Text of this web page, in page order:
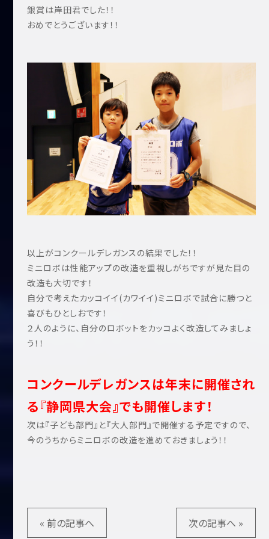
銀賞は岸田君でした！！
おめでとうございます！！
以上がコンクールデレガンスの結果でした！！
ミニロボは性能アップの改造を重視しがちですが見た目の
改造も大切です！
自分で考えたカッコイイ(カワイイ)ミニロボで試合に勝つと
喜びもひとしおです！
２人のように、自分のロボットをカッコよく改造してみましょ
う！！
コンクールデレガンスは年末に開催され
る『静岡県大会』でも開催します！
次は『子ども部門』と『大人部門』で開催する予定ですので、
今のうちからミニロボの改造を進めておきましょう！！
« 前の記事へ 次の記事へ »